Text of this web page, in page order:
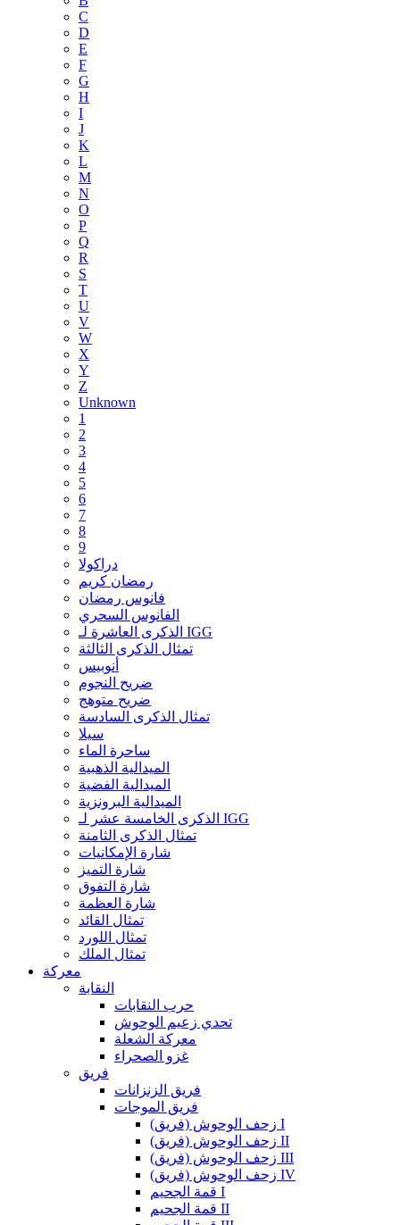
C
D
E
F
G
H
I
J
K
L
M
N
O
P
Q
R
S
T
U
V
W
X
Y
Z
Unknown
1
2
3
4
5
6
7
8
9
دراكولا
رمضان كريم
فانوس رمضان
الفانوس السحري
الذكرى العاشرة لـ IGG
تمثال الذكرى الثالثة
أنوبيس
ضريح النجوم
ضريح متوهج
تمثال الذكرى السادسة
سيلا
ساحرة الماء
الميدالية الذهبية
الميدالية الفضية
الميدالية البرونزية
الذكرى الخامسة عشر لـ IGG
تمثال الذكرى الثامنة
شارة الإمكانيات
شارة التميز
شارة التفوق
شارة العظمة
تمثال القائد
تمثال اللورد
تمثال الملك
معركة
النقابة
حرب النقابات
تحدي زعيم الوحوش
معركة الشعلة
غزو الصحراء
فريق
فريق الزنزانات
فريق الموجات
زحف الوحوش (فريق) I
زحف الوحوش (فريق) II
زحف الوحوش (فريق) III
زحف الوحوش (فريق) IV
قمة الجحيم I
قمة الجحيم II